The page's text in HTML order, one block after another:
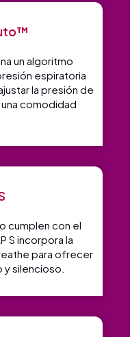
un algoritmo
espiratoria
la presión de
comodidad
cumplen con el
S incorpora la
para ofrecer
y silencioso.